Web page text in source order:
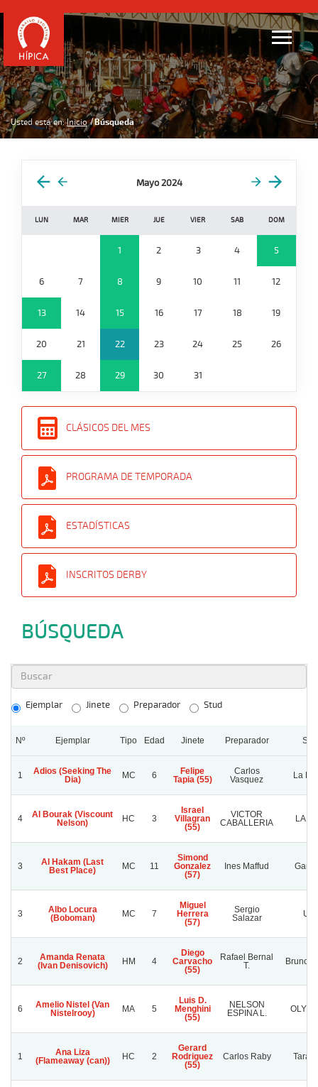
Usted está en: Inicio Búsqueda
Mayo 2024
LUN MAR MIER JUE VIER SAB DOM
1 2 3 4 5
6 7 8 9 10 11 12
13 14 15 16 17 18 19
20 21 22 23 24 25 26
27 28 29 30 31
CLÁSICOS DEL MES
PROGRAMA DE TEMPORADA
ESTADÍSTICAS
INSCRITOS DERBY
BÚSQUEDA
Ejemplar Jinete Preparador Stud
Nº Ejemplar Tipo Edad Jinete Preparador
1
Adios (Seeking The
Dia)
MC 6
Felipe
Tapia (55)
Carlos
Vasquez
La
4
Al Bourak (Viscount
Nelson)
HC 3
Israel
Villagran
(55)
VICTOR
CABALLERIA
LA
3
Al Hakam (Last
Best Place)
MC 11
Simond
Gonzalez
(57)
Ines Maffud
3
Albo Locura
(Boboman)
MC 7
Miguel
Herrera
(57)
Sergio
Salazar
2
Amanda Renata
(Ivan Denisovich)
HM 4
Diego
Carvacho
(55)
Rafael Bernal
T.
Bruno
6
Amelio Nistel (Van
Nistelrooy)
MA 5
Luis D.
Menghini
(55)
NELSON
ESPINA L.
OLY
1
Ana Liza
(Flameaway (can))
HC 2
Gerard
Rodriguez
(55)
Carlos Raby